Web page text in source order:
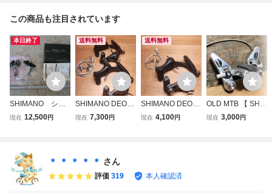
この商品も注目されています
本日終了
SHIMANO シマ
ノ DEORE XT
現在 12,500円
送料無料
SHIMANO DEOR
E-XT シマノ デオ
現在 7,300円
送料無料
SHIMANO DEOR
E-XT シマノ デオ
現在 4,100円
OLD MTB 【 SHI
MANO DEORE XT
現在 3,000円
＊ ＊ ＊ ＊ ＊ さん
評価 319 本人確認済